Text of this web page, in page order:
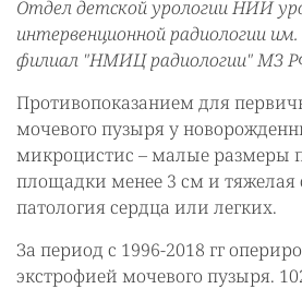
Отдел детской урологии НИИ
интервенционной радиологии
филиал "НМИЦ радиологии" МЗ
Противопоказанием для
мочевого пузыря у
микроцистис – малые размеры
площадки менее 3 см и тяжелая
патология сердца или легких.
За период с 1996-2018 гг
экстрофией мочевого пузыря.